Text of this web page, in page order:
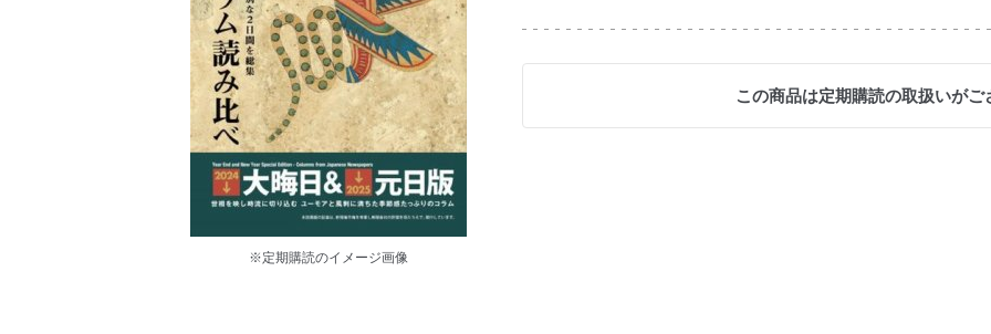
※定期購読のイメージ画像
この商品は定期購読の取扱いがご